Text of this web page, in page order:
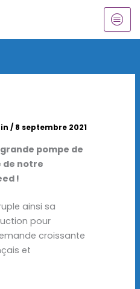
/ 8 septembre 2021
pompe de
de notre
!
ainsi sa
pour
croissante
et